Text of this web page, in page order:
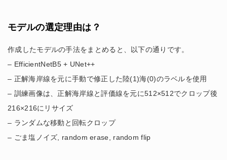
モデルの選定理由は？
作成したモデルの手法をまとめると、以下の通りです。
– EfficientNetB5 + UNet++
– 正解海岸線を元に手動で修正した陸(1)海(0)のラベルを使用
– 訓練画像は、正解海岸線と評価線を元に512×512でクロップ後
216×216にリサイズ
– ランダムな移動と回転クロップ
– ごま塩ノイズ, random erase, random flip